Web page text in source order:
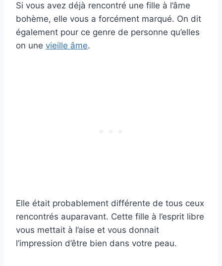
Si vous avez déjà rencontré une fille à l’âme
bohème, elle vous a forcément marqué. On dit
également pour ce genre de personne qu’elles
on une vieille âme.
Elle était probablement différente de tous ceux
rencontrés auparavant. Cette fille à l’esprit libre
vous mettait à l’aise et vous donnait
l’impression d’être bien dans votre peau.